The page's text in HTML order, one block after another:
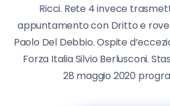
Ricci. Rete 4 invece
appuntamento con Dritto e
Paolo Del Debbio. Ospite
Forza Italia Silvio Berlusconi.
28 maggio 2020